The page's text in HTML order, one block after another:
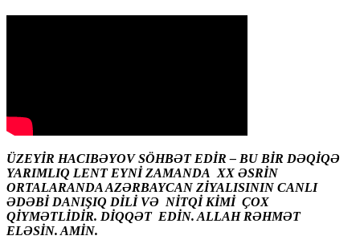
ÜZEYİR HACIBƏYOV SÖHBƏT EDİR – BU BİR DƏQİQƏ
YARIMLIQ LENT EYNİ ZAMANDA XX ƏSRİN
ORTALARANDA AZƏRBAYCAN ZİYALISININ CANLI
ƏDƏBİ DANIŞIQ DİLİ VƏ NİTQİ KİMİ ÇOX
QİYMƏTLİDİR. DİQQƏT EDİN. ALLAH RƏHMƏT
ELƏSİN. AMİN.